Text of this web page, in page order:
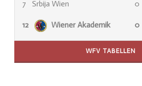
7 Srbija Wien 0
12 Wiener Akademik 0
WFV TABELLEN